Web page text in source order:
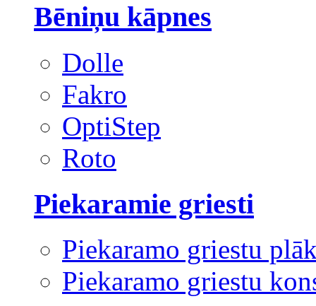
Bēniņu kāpnes
Dolle
Fakro
OptiStep
Roto
Piekaramie griesti
Piekaramo griestu
Piekaramo griestu